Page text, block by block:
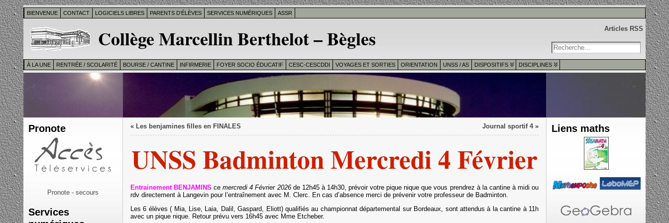
BIENVENUE CONTACT LOGICIELS LIBRES PARENTS D’ÉLÈVES SERVICES NUMÉRIQUES ASSR
Collège Marcellin Berthelot – Bègles Articles RSS
À LA UNE RENTRÉE / SCOLARITÉ BOURSE / CANTINE INFIRMERIE FOYER SOCIO ÉDUCATIF CESC-CESCDDI VOYAGES ET SORTIES ORIENTATION UNSS / AS DISPOSITIFS DISCIPLINES
Pronote
Pronote - secours
Services
« Les benjamines filles en FINALES Journal sportif 4»
UNSS Badminton Mercredi 4 Février
Entrainement BENJAMINS cemercredi 4 Février 2026de 12h45 à 14h30, prévoir votre pique nique que vous prendrez à la cantine à midi ou
rdv directement à Langevin pour l’entraînement avec M. Clerc. En cas d’absence merci de prévenir votre professeur de Badminton.
Les 6 élèves ( Mia, Lise, Laia, Dalil, Gaspard, Eliott) qualifiés au championnat départemental sur Bordeaux, sont attendus à la cantine à 11h
avec un pique nique. Retour prévu vers 16h45 avec Mme Etcheber.
Liens maths